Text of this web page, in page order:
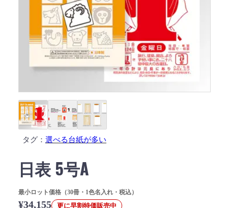
タグ： 選べる台紙が多い
日表 5号A
最小ロット価格（30冊・1色名入れ・税込）
¥34,155 更に早割特価販売中